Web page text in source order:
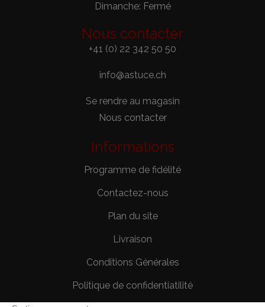
Dimanche: Fermé
Nous contacter
+41 (0) 22 342 50 50
info@astuce.ch
Se rendre au magasin
Nous contacter
Informations
Programme de fidélité
Contactez-nous
Plan du site
Livraison
Conditions Générales
Politique de confidentiatilité